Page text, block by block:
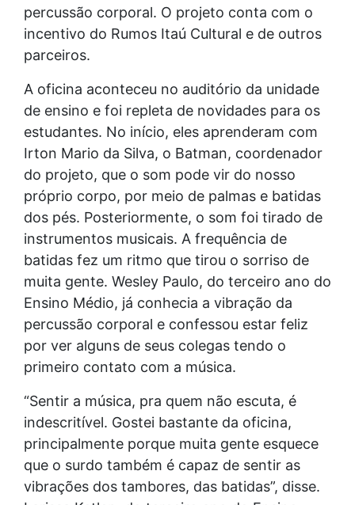
percussão corporal. O projeto conta com o
incentivo do Rumos Itaú Cultural e de outros
parceiros.
A oficina aconteceu no auditório da unidade
de ensino e foi repleta de novidades para os
estudantes. No início, eles aprenderam com
Irton Mario da Silva, o Batman, coordenador
do projeto, que o som pode vir do nosso
próprio corpo, por meio de palmas e batidas
dos pés. Posteriormente, o som foi tirado de
instrumentos musicais. A frequência de
batidas fez um ritmo que tirou o sorriso de
muita gente. Wesley Paulo, do terceiro ano do
Ensino Médio, já conhecia a vibração da
percussão corporal e confessou estar feliz
por ver alguns de seus colegas tendo o
primeiro contato com a música.
“Sentir a música, pra quem não escuta, é
indescritível. Gostei bastante da oficina,
principalmente porque muita gente esquece
que o surdo também é capaz de sentir as
vibrações dos tambores, das batidas”, disse.